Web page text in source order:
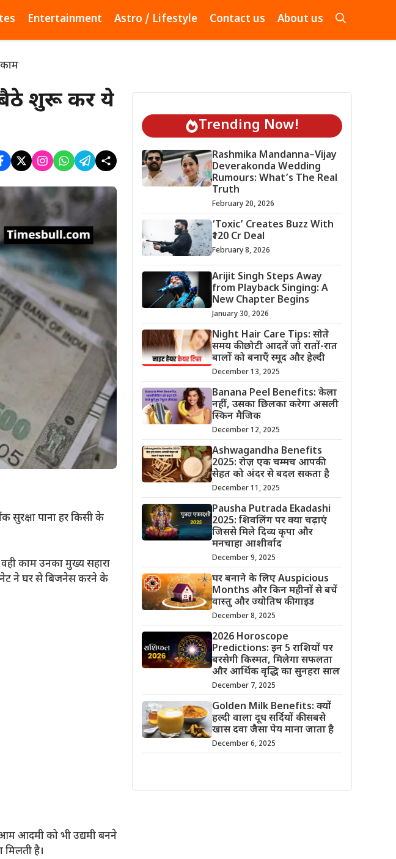
Entertainment Astro / Lifestyle Contact us About us
शुरू करें ये
सुरक्षा पाना हर किसी के
काम उनका मुख्य सहारा
ने घर से बिजनेस करने के
आदमी को भी उद्यमी बनने
है।
Trending Now!
Rashmika Mandanna–Vijay
Deverakonda Wedding
Rumours: What’s The Real
Truth
February 20, 2026
‘Toxic’ Creates Buzz With
₹120 Cr Deal
February 8, 2026
Arijit Singh Steps Away
from Playback Singing: A
New Chapter Begins
January 30, 2026
Night Hair Care Tips: सोते
समय की छोटी आदतें जो रातों-रात
बालों को बनाएँ स्मूद और हेल्दी
December 13, 2025
Banana Peel Benefits: केला
नहीं, उसका छिलका करेगा असली
स्किन मैजिक
December 12, 2025
Ashwagandha Benefits
2025: रोज़ एक चम्मच आपकी
सेहत को अंदर से बदल सकता है
December 11, 2025
Pausha Putrada Ekadashi
2025: शिवलिंग पर क्या चढ़ाएं
जिससे मिले दिव्य कृपा और
मनचाहा आशीर्वाद
December 9, 2025
घर बनाने के लिए Auspicious
Months और किन महीनों से बचें
वास्तु और ज्योतिष की गाइड
December 8, 2025
2026 Horoscope
Predictions: इन 5 राशियों पर
बरसेगी किस्मत, मिलेगा सफलता
और आर्थिक वृद्धि का सुनहरा साल
December 7, 2025
Golden Milk Benefits: क्यों
हल्दी वाला दूध सर्दियों की सबसे
खास दवा जैसा पेय माना जाता है
December 6, 2025